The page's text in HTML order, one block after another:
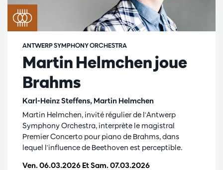
Martin Helmchen joue
Brahms
Karl-Heinz Steffens, Martin Helmchen
ANTWERP SYMPHONY ORCHESTRA
Ven. 06.03.2026 EtSam. 07.03.2026
Martin Helmchen, invité régulier de l'Antwerp
Symphony Orchestra, interprète le magistral
Premier Concerto pour piano de Brahms, dans
lequel l'influence de Beethoven est perceptible.